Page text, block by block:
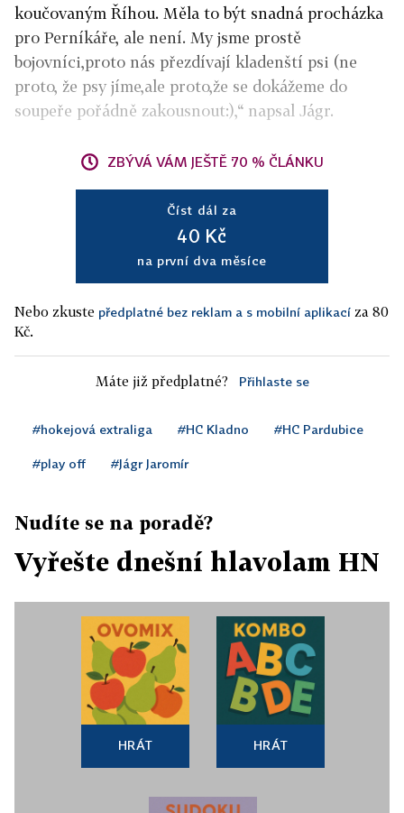
koučovaným Říhou. Měla to být snadná procházka
pro Perníkáře, ale není. My jsme prostě
bojovníci,proto nás přezdívají kladenští psi (ne
proto, že psy jíme,ale proto,že se dokážeme do
soupeře pořádně zakousnout:),“ napsal Jágr.
ZBÝVÁ VÁM JEŠTĚ 70 % ČLÁNKU
Číst dál za
40 Kč
na první dva měsíce
Nebo zkuste předplatné bez reklam a s mobilní aplikací za 80
Kč.
Máte již předplatné? Přihlaste se
#hokejová extraliga #HC Kladno #HC Pardubice
#play off #Jágr Jaromír
Nudíte se na poradě?
Vyřešte dnešní hlavolam HN
HRÁT HRÁT